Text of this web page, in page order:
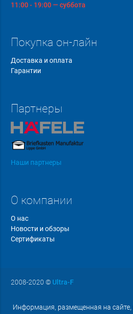
11:00 - 19:00 — суббота
Покупка он-лайн
Доставка и оплата
Гарантии
Партнеры
Наши партнеры
О компании
О нас
Новости и обзоры
Сертификаты
2008-2020 © Ultra-F
Информация, размещенная на сайте,